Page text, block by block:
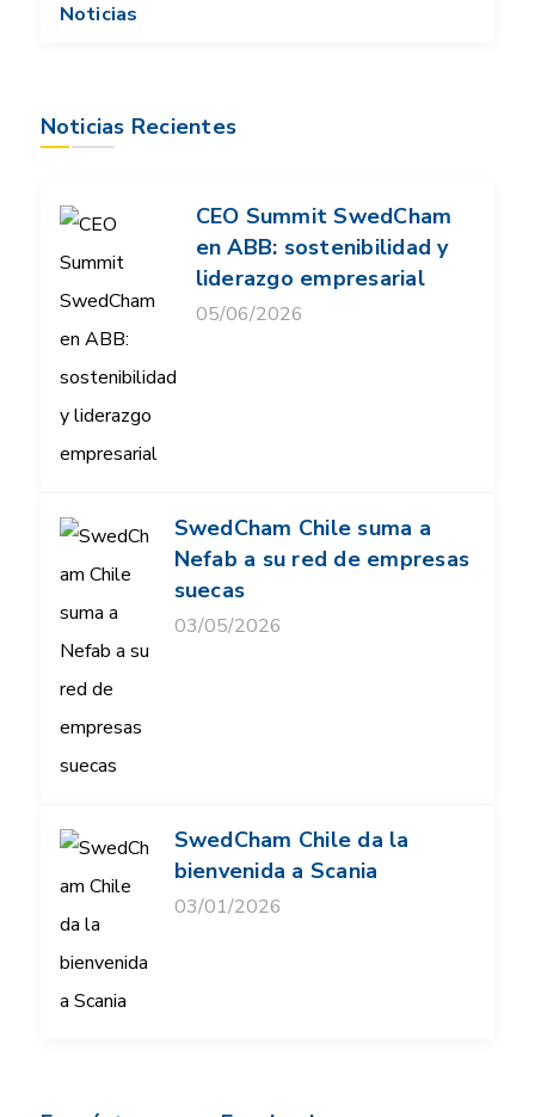
Noticias
Noticias Recientes
CEO Summit SwedCham
en ABB: sostenibilidad y
liderazgo empresarial
05/06/2026
SwedCham Chile suma a
Nefab a su red de empresas
suecas
03/05/2026
SwedCham Chile da la
bienvenida a Scania
03/01/2026